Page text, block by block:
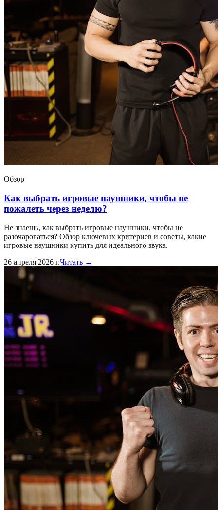
Обзор
Как выбрать игровые наушники, чтобы не
пожалеть через неделю?
Не знаешь, как выбрать игровые наушники, чтобы не
разочароваться? Обзор ключевых критериев и советы, какие
игровые наушники купить для идеального звука.
26 апреля 2026 г.Читать →